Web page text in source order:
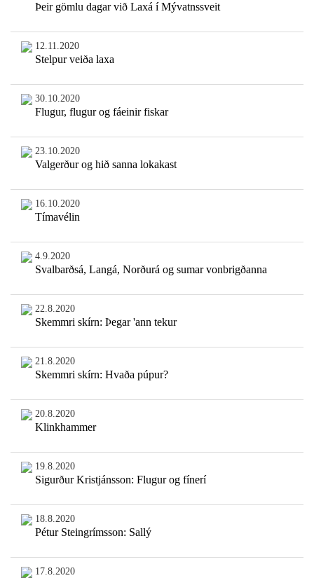
Þeir gömlu dagar við Laxá í Mývatnssveit
12.11.2020
Stelpur veiða laxa
30.10.2020
Flugur, flugur og fáeinir fiskar
23.10.2020
Valgerður og hið sanna lokakast
16.10.2020
Tímavélin
4.9.2020
Svalbarðsá, Langá, Norðurá og sumar vonbrigðanna
22.8.2020
Skemmri skírn: Þegar 'ann tekur
21.8.2020
Skemmri skírn: Hvaða púpur?
20.8.2020
Klinkhammer
19.8.2020
Sigurður Kristjánsson: Flugur og fínerí
18.8.2020
Pétur Steingrímsson: Sallý
17.8.2020